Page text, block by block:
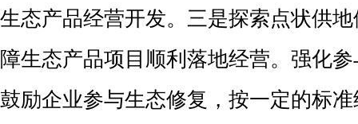
生态产品经营开发。三是探索点状供
障生态产品项目顺利落地经营。强化
鼓励企业参与生态修复，按一定的标